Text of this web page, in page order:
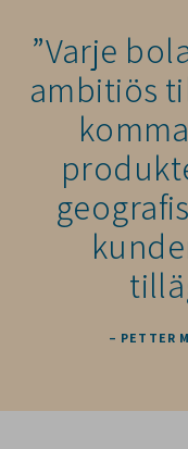
”Varje
ambitiös
– PETTER